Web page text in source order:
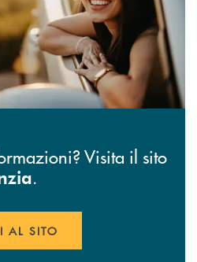
Visita il sito
.
AL SITO